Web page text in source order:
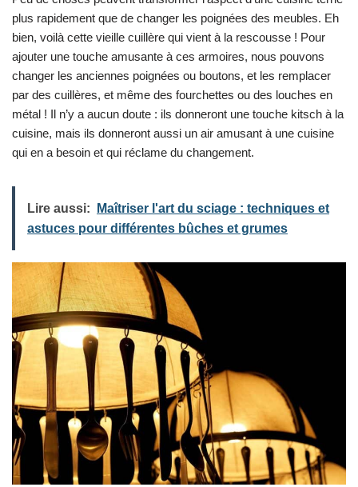
plus rapidement que de changer les poignées des meubles. Eh
bien, voilà cette vieille cuillère qui vient à la rescousse ! Pour
ajouter une touche amusante à ces armoires, nous pouvons
changer les anciennes poignées ou boutons, et les remplacer
par des cuillères, et même des fourchettes ou des louches en
métal ! Il n’y a aucun doute : ils donneront une touche kitsch à la
cuisine, mais ils donneront aussi un air amusant à une cuisine
qui en a besoin et qui réclame du changement.
Lire aussi:
Maîtriser l'art du sciage : techniques et
astuces pour différentes bûches et grumes